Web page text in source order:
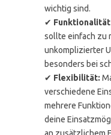
wichtig sind.
✔
sollte einfach zu
unkomplizierter
besonders bei
✔ Flexibilität:
verschiedene
mehrere
deine